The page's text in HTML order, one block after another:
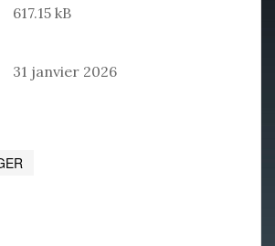
617.15 kB
31 janvier 2026